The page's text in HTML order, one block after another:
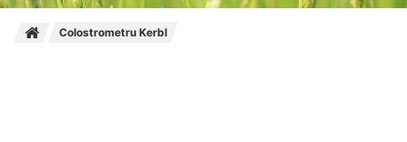
Colostrometru Kerbl